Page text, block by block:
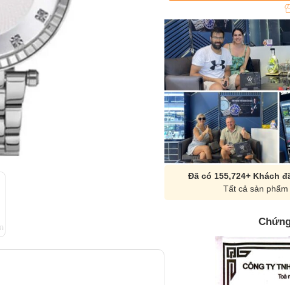
Đã có 155,724+ Khách
Tất cả sản